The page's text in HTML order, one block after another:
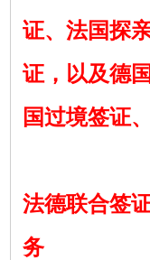
证、法国探
证，以及德
国过境签证
法德联合签
务